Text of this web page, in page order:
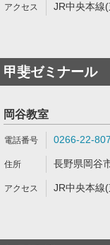
JR中央本線
甲斐ゼミナール
岡谷教室
0266-22-
長野県岡谷
JR中央本線